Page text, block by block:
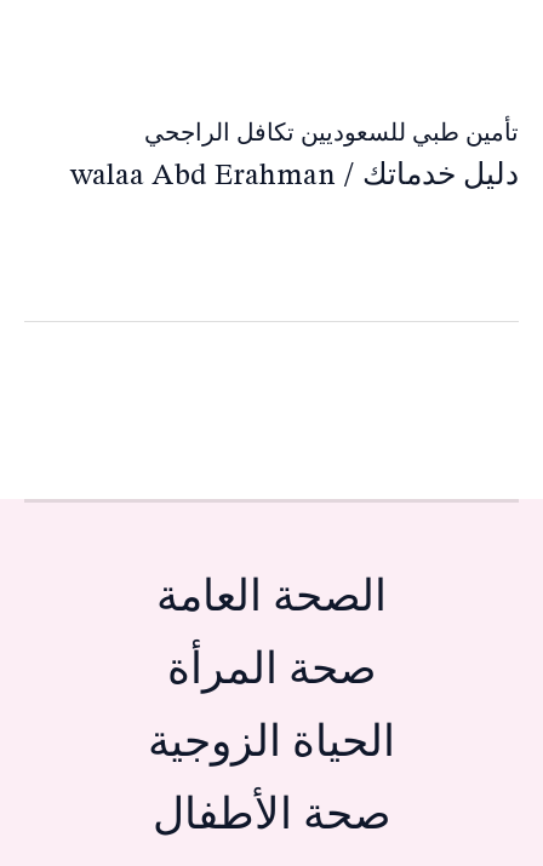
تأمين طبي للسعوديين تكافل الراجحي
دليل خدماتك /
walaa Abd Erahman
الصحة العامة
صحة المرأة
الحياة الزوجية
صحة الأطفال